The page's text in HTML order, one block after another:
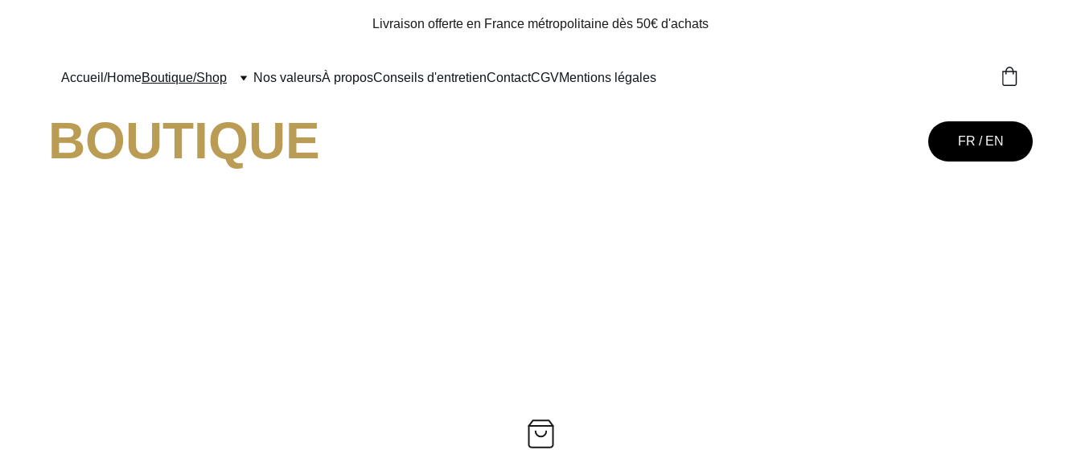
Livraison offerte en France métropolitaine dès 50€ d'achats
Accueil/HomeBoutique/Shop Nos valeursÀ proposConseils d'entretienContactCGVMentions légales
BOUTIQUE FR / EN